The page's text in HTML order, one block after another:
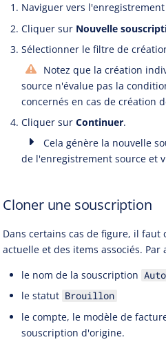
Naviguer vers
Cliquer sur Nouvelle
Sélectionner le filtre de
Notez que la création
source n'évalue pas la
concernés en cas de création
Cliquer sur Continuer.
Cela génère la nouvelle
de l'enregistrement source et
Cloner une souscription
Dans certains cas de figure, il
actuelle et des items associés.
le nom de la souscription
le statut Brouillon
le compte, le modèle de
souscription d'origine.